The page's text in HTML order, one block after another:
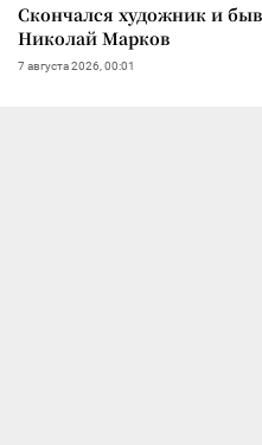
Скончался художник и
Николай Марков
7 августа 2026, 00:01